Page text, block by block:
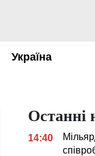
Україна
Останні
14:40